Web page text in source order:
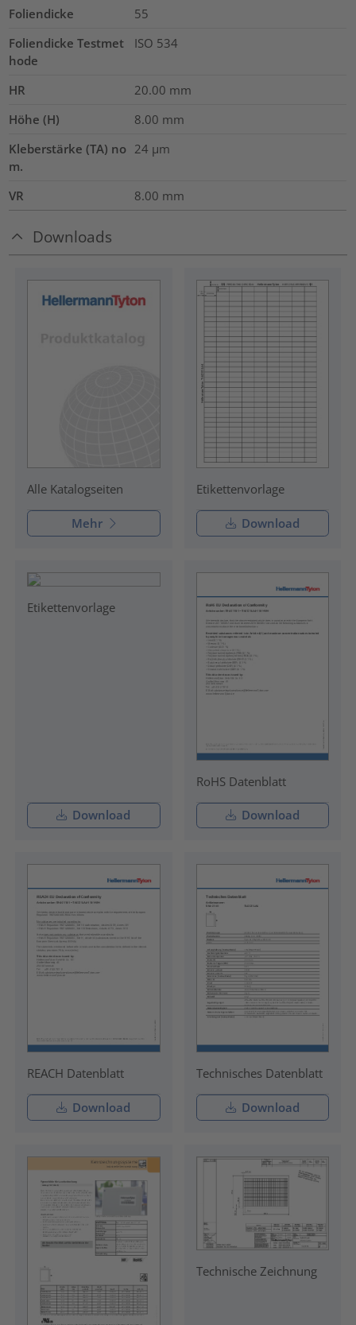
Foliendicke
55
Foliendicke Testmet
hode
ISO 534
HR 20.00 mm
Höhe (H)
8.00 mm
Kleberstärke (TA) no
m.
24 µm
VR 8.00 mm
Downloads
Alle Katalogseiten
Mehr
Etikettenvorlage
Download
Etikettenvorlage
Download
RoHS Datenblatt
Download
REACH Datenblatt
Download
Technisches Datenblatt
Download
Technische Zeichnung